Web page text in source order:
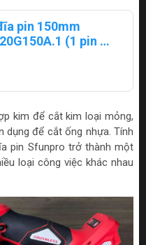
pin 150mm
(1 pin +
kim để cắt kim loại mỏng,
dụng để cắt ống nhựa. Tính
pin Sfunpro trở thành một
loại công việc khác nhau